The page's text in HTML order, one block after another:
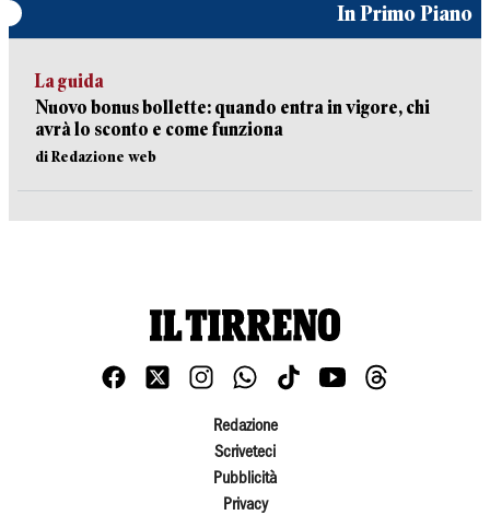
In Primo Piano
La guida
Nuovo bonus bollette: quando entra in vigore, chi
avrà lo sconto e come funziona
di Redazione web
Redazione
Scriveteci
Pubblicità
Privacy